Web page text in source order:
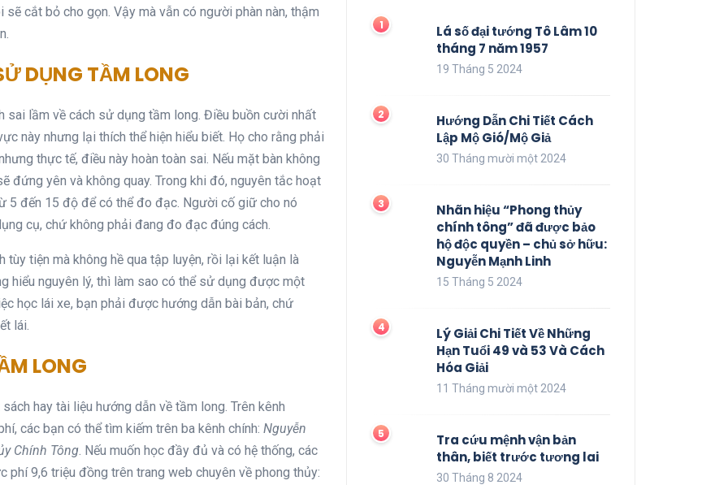
cắt bỏ cho gọn. Vậy mà vẫn có người phàn nàn, thậm
DỤNG TẦM LONG
sai lầm về cách sử dụng tầm long. Điều buồn cười nhất
này nhưng lại thích thể hiện hiểu biết. Họ cho rằng phải
thực tế, điều này hoàn toàn sai. Nếu mặt bàn không
đứng yên và không quay. Trong khi đó, nguyên tắc hoạt
5 đến 15 độ để có thể đo đạc. Người cố giữ cho nó
cụ, chứ không phải đang đo đạc đúng cách.
tiện mà không hề qua tập luyện, rồi lại kết luận là
hiểu nguyên lý, thì làm sao có thể sử dụng được một
học lái xe, bạn phải được hướng dẫn bài bản, chứ
lái.
LONG
hay tài liệu hướng dẫn về tầm long. Trên kênh
các bạn có thể tìm kiếm trên ba kênh chính: Nguyễn
Chính Tông. Nếu muốn học đầy đủ và có hệ thống, các
phí 9,6 triệu đồng trên trang web chuyên về phong thủy:
Lá số đại tướng Tô Lâm 10
tháng 7 năm 1957
19 Tháng 5 2024
Hướng Dẫn Chi Tiết Cách
Lập Mộ Gió/Mộ Giả
30 Tháng mười một 2024
Nhãn hiệu “Phong thủy
chính tông” đã được bảo
hộ độc quyền – chủ sở hữu:
Nguyễn Mạnh Linh
15 Tháng 5 2024
Lý Giải Chi Tiết Về Những
Hạn Tuổi 49 và 53 Và Cách
Hóa Giải
11 Tháng mười một 2024
Tra cứu mệnh vận bản
thân, biết trước tương lai
30 Tháng 8 2024